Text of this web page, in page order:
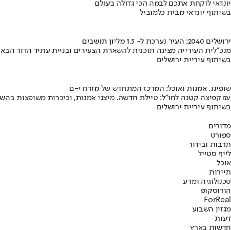
יונדאי לוקחת אתכם לבמה הכי גדולה בעולם
בשיתוף יונדאי מבית כלמוביל
ירושלים 2040: העיר נערכת ל- 1.5 מליון תושבים
מנכ"לית העירייה מציגה תוכנית להשארת הצעירים ובניית עתיד הדור הבא
בשיתוף עיריית ירושלים
שופינג, אמנות ואוכל: המרכז המתחדש של מזרח י-ם
קפיצה קטנה לחו"ל: טיילת חדשה, מיצגי אמנות, וכיכרות משופצות בהשקעה של 100 מיליון ₪
בשיתוף עיריית ירושלים
מדורים
ספורט
תרבות ובידור
לייף סטייל
אוכל
תיירות
טכנולוגיה ומדע
הורוסקופ
ForReal
מגזין השבוע
דעות
חדשות בארץ